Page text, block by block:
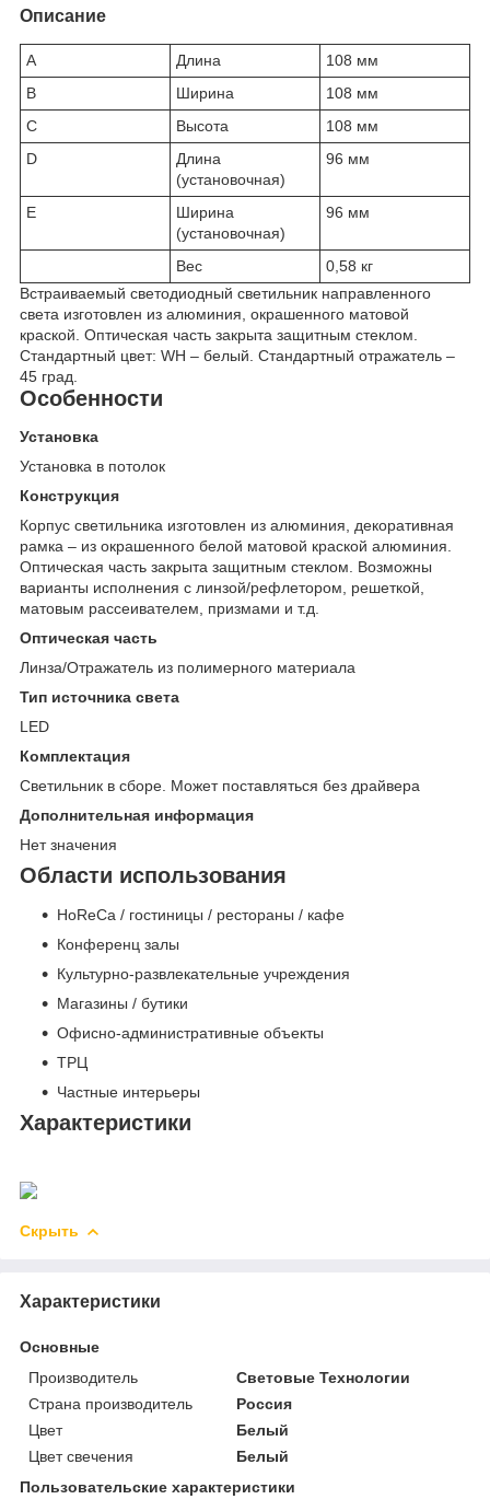
Описание
A Длина
108 мм
B
Ширина
108 мм
C
Высота
108 мм
D
Длина
(установочная)
96 мм
E
Ширина
(установочная)
96 мм
Вес
0,58 кг
Встраиваемый светодиодный светильник направленного
света изготовлен из алюминия, окрашенного матовой
краской. Оптическая часть закрыта защитным стеклом.
Стандартный цвет: WH – белый. Стандартный отражатель –
45 град.
Особенности
Установка
Установка в потолок
Конструкция
Корпус светильника изготовлен из алюминия, декоративная
рамка – из окрашенного белой матовой краской алюминия.
Оптическая часть закрыта защитным стеклом. Возможны
варианты исполнения с линзой/рефлетором, решеткой,
матовым рассеивателем, призмами и т.д.
Оптическая часть
Линза/Отражатель из полимерного материала
Тип источника света
LED
Комплектация
Светильник в сборе. Может поставляться без драйвера
Дополнительная информация
Нет значения
Области использования
HoReCa / гостиницы / рестораны / кафе
Конференц залы
Культурно-развлекательные учреждения
Магазины / бутики
Офисно-административные объекты
ТРЦ
Частные интерьеры
Характеристики
Скрыть
Характеристики
Основные
Производитель
Световые Технологии
Страна производитель
Россия
Цвет
Белый
Цвет свечения
Белый
Пользовательские характеристики